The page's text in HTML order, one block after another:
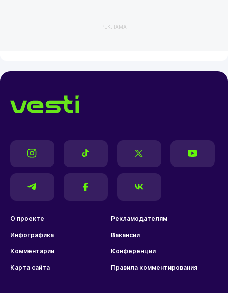
РЕКЛАМА
О проекте Рекламодателям
Инфографика Вакансии
Комментарии Конференции
Карта сайта Правила комментирования